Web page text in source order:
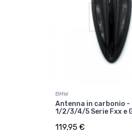
BMW
Antenna in carbonio -
1/2/3/4/5 Serie Fxx e
119,95 €